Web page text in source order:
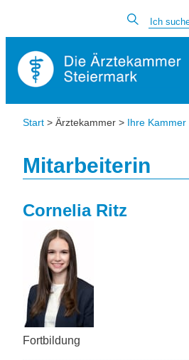
Start > Ärztekammer > Ihre Kammer
Mitarbeiterin
Cornelia Ritz
Fortbildung